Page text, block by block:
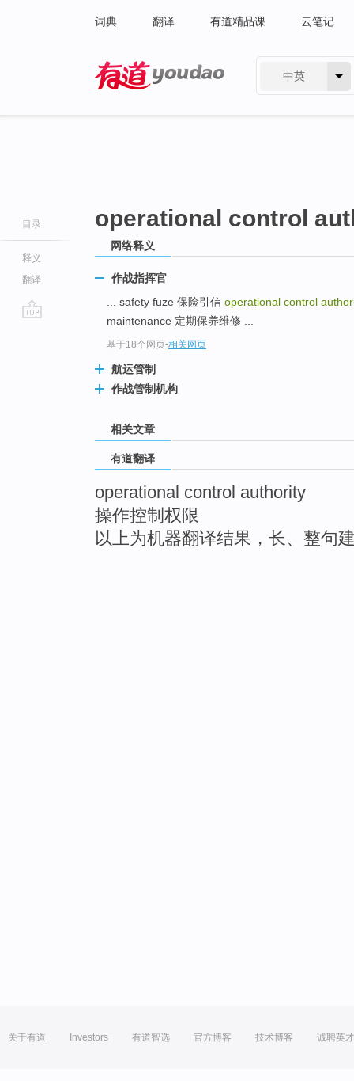
词典 翻译 有道精品课 云笔记
中英
目录
释义
翻译
operational control
网络释义
作战指挥官
... safety fuze 保险引信 operational control
maintenance 定期保养维修 ...
基于18个网页-相关网页
航运管制
作战管制机构
相关文章
有道翻译
operational control authority
操作控制权限
以上为机器翻译结果，长、整句
关于有道 Investors 有道智选 官方博客 技术博客 诚聘英才